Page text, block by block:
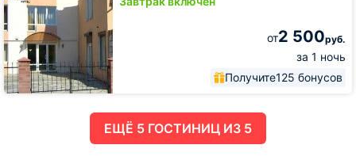
от2 500руб.
за 1 ночь
Получите125 бонусов
ЕЩË 5 ГОСТИНИЦ ИЗ 5